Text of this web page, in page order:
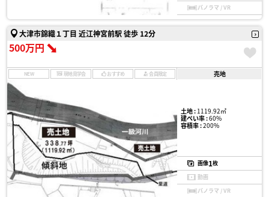
パノラマ / VR
大津市錦織１丁目 近江神宮前駅 徒歩 12分
500万円
NEW 現地見学会 おすすめ 会員限定 売地
土地 :1119.92㎡
建ぺい率 :60%
容積率 :200%
画像1枚
動画
パノラマ / VR